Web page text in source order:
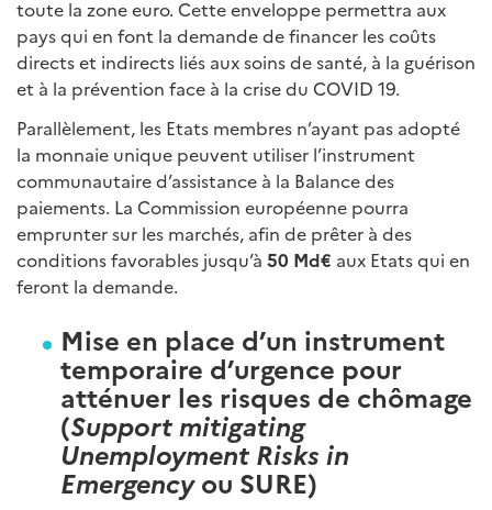
toute la zone euro. Cette enveloppe permettra aux
pays qui en font la demande de financer les coûts
directs et indirects liés aux soins de santé, à la guérison
et à la prévention face à la crise du COVID 19.
Parallèlement, les Etats membres n’ayant pas adopté
la monnaie unique peuvent utiliser l’instrument
communautaire d’assistance à la Balance des
paiements. La Commission européenne pourra
emprunter sur les marchés, afin de prêter à des
conditions favorables jusqu’à 50 Md€ aux Etats qui en
feront la demande.
Mise en place d’un instrument
temporaire d’urgence pour
atténuer les risques de chômage
(Support mitigating
Unemployment Risks in
Emergencyou SURE)